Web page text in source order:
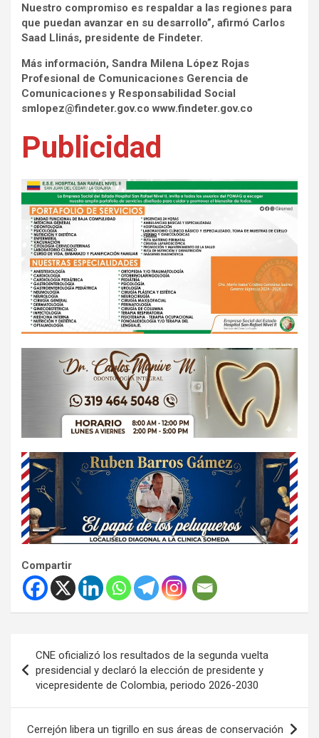
Nuestro compromiso es respaldar a las regiones para
que puedan avanzar en su desarrollo”, afirmó Carlos
Saad Llinás, presidente de Findeter.
Más información, Sandra Milena López Rojas
Profesional de Comunicaciones Gerencia de
Comunicaciones y Responsabilidad Social
smlopez@findeter.gov.co www.findeter.gov.co
Publicidad
Compartir
de
entradas
CNE oficializó los resultados de la segunda vuelta
presidencial y declaró la elección de presidente y
vicepresidente de Colombia, periodo 2026-2030
Cerrejón libera un tigrillo en sus áreas de conservación